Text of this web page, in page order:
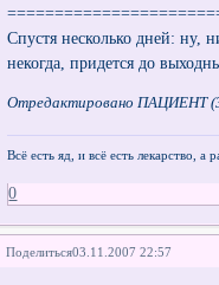
Спустя несколько дней: ну,
некогда, придется до
Отредактировано ПАЦИЕНТ
Всё есть яд, и всё есть лекарство,
0
Поделиться03.11.2007 22:57